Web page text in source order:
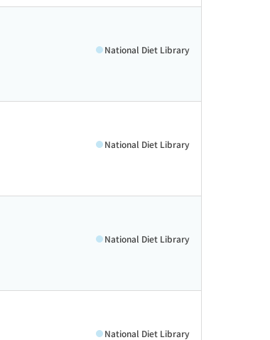
National Diet Library
National Diet Library
National Diet Library
National Diet Library